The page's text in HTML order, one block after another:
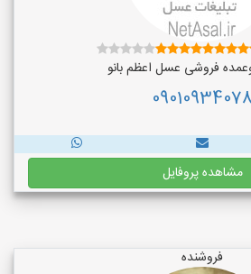
فروشی عسل اعظم بانو
09010934078
مشاهده پروفایل
فروشنده